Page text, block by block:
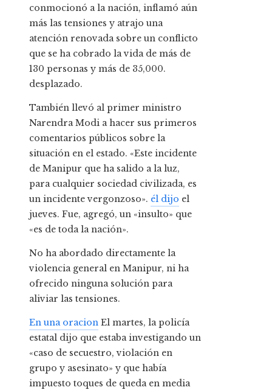
conmocionó a la nación, inflamó aún
más las tensiones y atrajo una
atención renovada sobre un conflicto
que se ha cobrado la vida de más de
130 personas y más de 35,000.
desplazado.
También llevó al primer ministro
Narendra Modi a hacer sus primeros
comentarios públicos sobre la
situación en el estado. «Este incidente
de Manipur que ha salido a la luz,
para cualquier sociedad civilizada, es
un incidente vergonzoso». él dijo el
jueves. Fue, agregó, un «insulto» que
«es de toda la nación».
No ha abordado directamente la
violencia general en Manipur, ni ha
ofrecido ninguna solución para
aliviar las tensiones.
En una oracion El martes, la policía
estatal dijo que estaba investigando un
«caso de secuestro, violación en
grupo y asesinato» y que había
impuesto toques de queda en media